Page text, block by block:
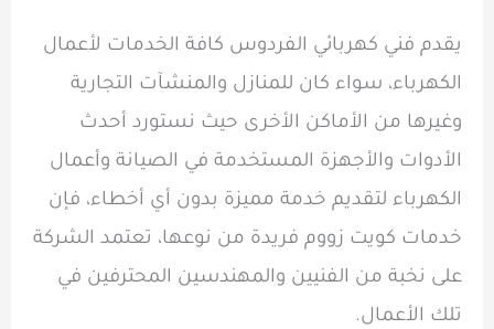
يقدم فني كهربائي الفردوس كافة الخدمات لأعمال
الكهرباء، سواء كان للمنازل والمنشآت التجارية
وغيرها من الأماكن الأخرى حيث نستورد أحدث
الأدوات والأجهزة المستخدمة في الصيانة وأعمال
الكهرباء لتقديم خدمة مميزة بدون أي أخطاء، فإن
خدمات كويت زووم فريدة من نوعها، تعتمد الشركة
على نخبة من الفنيين والمهندسين المحترفين في
تلك الأعمال.